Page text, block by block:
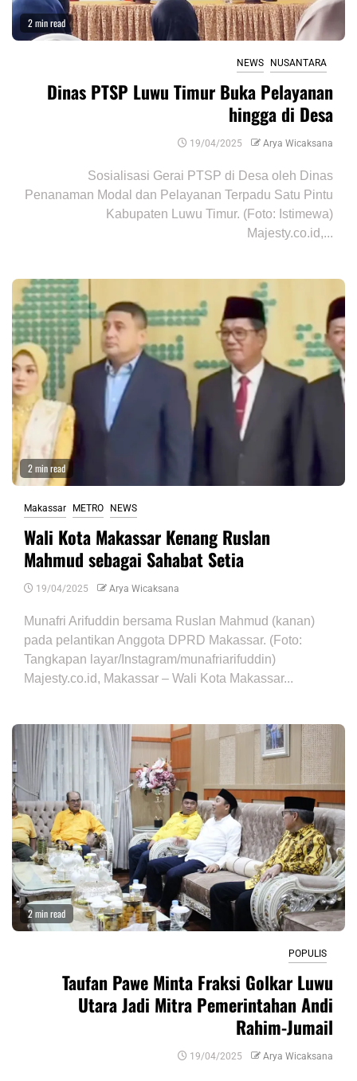
2 min read
NEWS NUSANTARA
Dinas PTSP Luwu Timur Buka Pelayanan
hingga di Desa
19/04/2025 Arya Wicaksana
Sosialisasi Gerai PTSP di Desa oleh Dinas
Penanaman Modal dan Pelayanan Terpadu Satu Pintu
Kabupaten Luwu Timur. (Foto: Istimewa)
Majesty.co.id,...
2 min read
Makassar METRO NEWS
Wali Kota Makassar Kenang Ruslan
Mahmud sebagai Sahabat Setia
19/04/2025 Arya Wicaksana
Munafri Arifuddin bersama Ruslan Mahmud (kanan)
pada pelantikan Anggota DPRD Makassar. (Foto:
Tangkapan layar/Instagram/munafriarifuddin)
Majesty.co.id, Makassar – Wali Kota Makassar...
2 min read
POPULIS
Taufan Pawe Minta Fraksi Golkar Luwu
Utara Jadi Mitra Pemerintahan Andi
Rahim-Jumail
19/04/2025 Arya Wicaksana